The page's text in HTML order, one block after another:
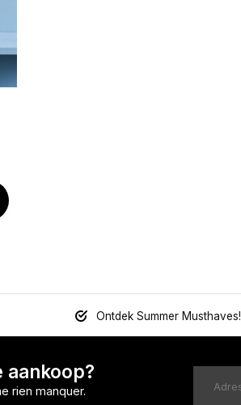
Ontdek Summer Musthaves!
aankoop?
rien manquer.